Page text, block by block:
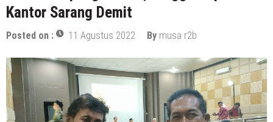
Kantor Sarang Demit
Posted on : 11 Agustus 2022 By musa r2b